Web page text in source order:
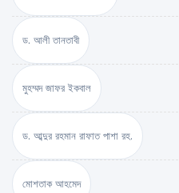
ড. আলী তানতাবী
মুহম্মদ জাফর ইকবাল
ড. আব্দুর রহমান রাফাত পাশা রহ.
মোশতাক আহমেদ